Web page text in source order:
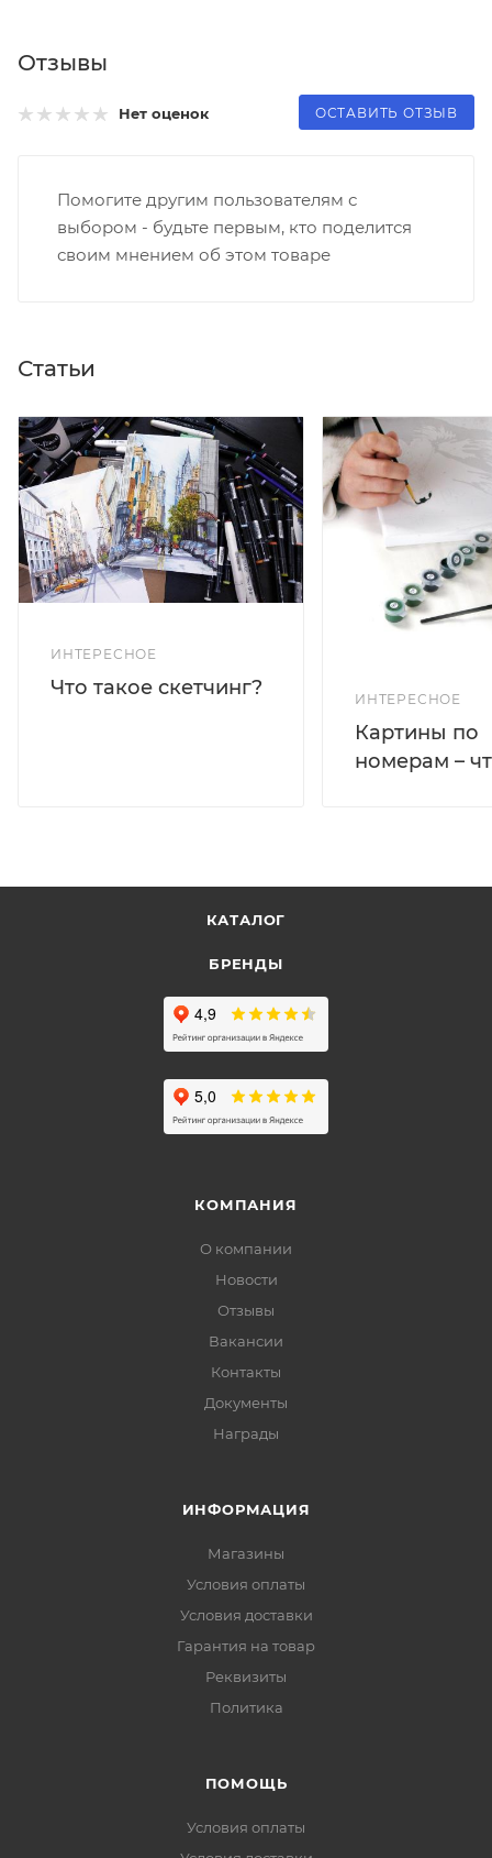
Отзывы
Нет оценок ОСТАВИТЬ ОТЗЫВ
Помогите другим пользователям с
выбором - будьте первым, кто поделится
своим мнением об этом товаре
Статьи
ИНТЕРЕСНОЕ
Что такое скетчинг?
ИНТЕРЕСНОЕ
Картины по
номерам –
КАТАЛОГ
БРЕНДЫ
КОМПАНИЯ
О компании
Новости
Отзывы
Вакансии
Контакты
Документы
Награды
ИНФОРМАЦИЯ
Магазины
Условия оплаты
Условия доставки
Гарантия на товар
Реквизиты
Политика
ПОМОЩЬ
Условия оплаты